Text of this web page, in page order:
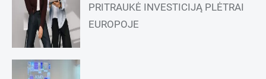
PRITRAUKĖ INVESTICIJĄ PLĖTRAI
EUROPOJE